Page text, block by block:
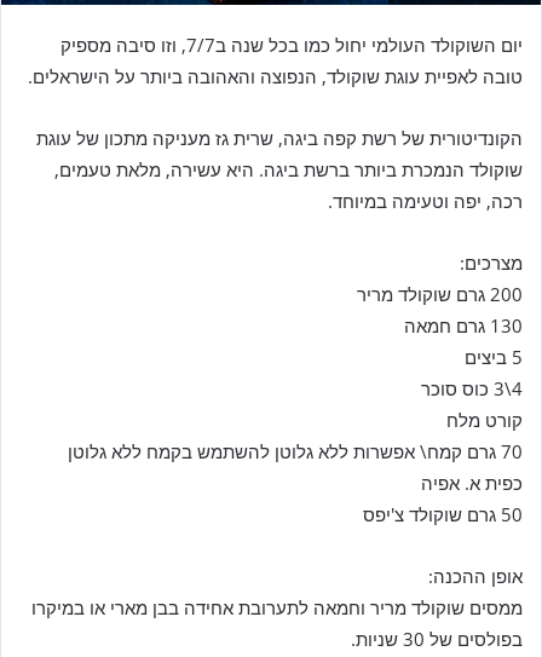
יום השוקולד העולמי יחול כמו בכל שנה ב7/7, וזו סיבה מספיק
טובה לאפיית עוגת שוקולד, הנפוצה והאהובה ביותר על הישראלים.
הקונדיטורית של רשת קפה ביגה, שרית גז מעניקה מתכון של עוגת
שוקולד הנמכרת ביותר ברשת ביגה. היא עשירה, מלאת טעמים,
רכה, יפה וטעימה במיוחד.
מצרכים:
200 גרם שוקולד מריר
130 גרם חמאה
5 ביצים
4\3 כוס סוכר
קורט מלח
70 גרם קמח\ אפשרות ללא גלוטן להשתמש בקמח ללא גלוטן
כפית א. אפיה
50 גרם שוקולד צ'יפס
אופן ההכנה:
ממסים שוקולד מריר וחמאה לתערובת אחידה בבן מארי או במיקרו
בפולסים של 30 שניות.